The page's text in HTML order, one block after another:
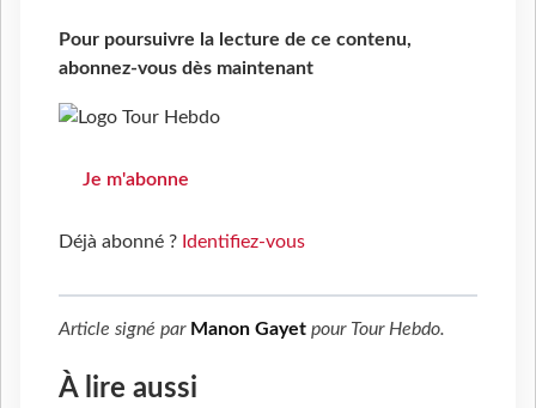
Pour poursuivre la lecture de ce contenu,
abonnez-vous dès maintenant
Je m'abonne
Déjà abonné ? Identifiez-vous
Article signé par Manon Gayet pour Tour Hebdo.
À lire aussi